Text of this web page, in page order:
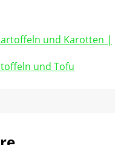
und Tofu